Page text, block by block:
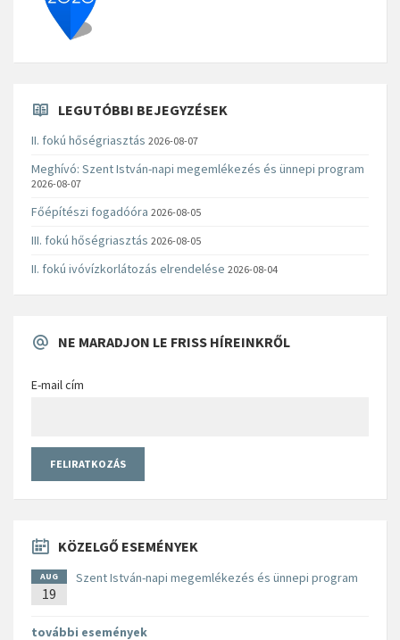
LEGUTÓBBI BEJEGYZÉSEK
II. fokú hőségriasztás 2026-08-07
Meghívó: Szent István-napi megemlékezés és ünnepi program
2026-08-07
Főépítészi fogadóóra 2026-08-05
III. fokú hőségriasztás 2026-08-05
II. fokú ivóvízkorlátozás elrendelése 2026-08-04
NE MARADJON LE FRISS HÍREINKRŐL
E-mail cím
KÖZELGŐ ESEMÉNYEK
AUG
19
Szent István-napi megemlékezés és ünnepi program
további események